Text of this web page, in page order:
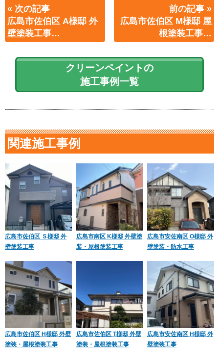
« 次の記事
広島市佐伯区 A様邸 外
壁塗装工事…
前の記事 »
広島市佐伯区 M様邸 屋
根塗装工事…
クリーンペイントの
施工事例一覧
関連施工事例
広島市佐伯区 Ｓ様邸 外
壁塗装工事
広島市南区 K様邸 外壁塗
装・屋根塗装工事
広島市安佐南区 O様邸 外
壁塗装・防水工事
広島市佐伯区 H様邸 外壁
塗装・屋根塗装工事
広島市佐伯区 T様邸 外壁
塗装・屋根塗装工事
広島市安佐南区 H様邸 外
壁塗装工事